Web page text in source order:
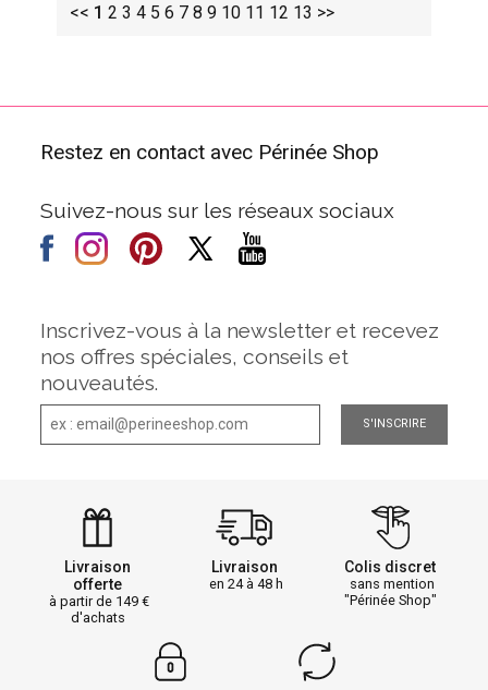
<< 1 2 3 4 5 6 7 8 9 10 11 12 13 >>
Restez en contact avec Périnée Shop
Suivez-nous sur les réseaux sociaux
Inscrivez-vous à la newsletter et recevez
nos offres spéciales, conseils et
nouveautés.
S'INSCRIRE
Livraison
offerte
à partir de 149
d'achats
Livraison
en 24 à 48 h
Colis discret
sans mention
"Périnée Shop"